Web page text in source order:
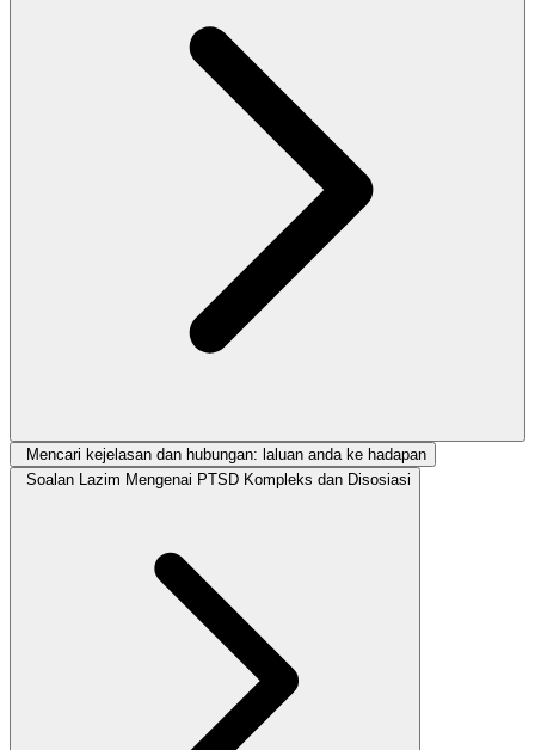
Mencari kejelasan dan hubungan: laluan anda ke hadapan
Soalan Lazim Mengenai PTSD Kompleks dan Disosiasi